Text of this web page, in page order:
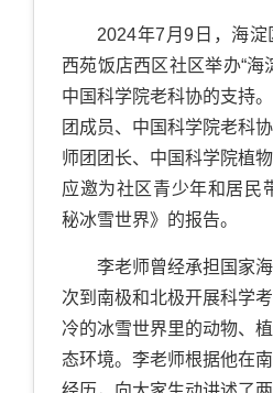
2024年7 月9 日，海
西苑饭店西区社区举办“海
中国科学院老科协的支持
团成员、中国科学院老科
师团团长、中国科学院植
应邀为社区青少年和居民
秘冰雪世界》的报告。
李老师曾经承担国家
次到南极和北极开展科学
冷的冰雪世界里的动物、
态环境。李老师根据他在